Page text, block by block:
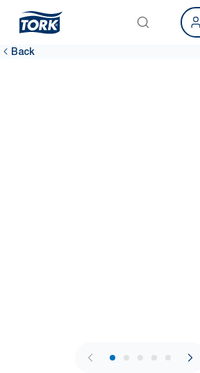
Back
1 / 8